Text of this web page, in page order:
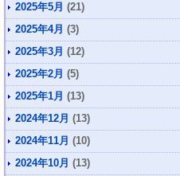
2025年5月 (21)
2025年4月 (3)
2025年3月 (12)
2025年2月 (5)
2025年1月 (13)
2024年12月 (13)
2024年11月 (10)
2024年10月 (13)